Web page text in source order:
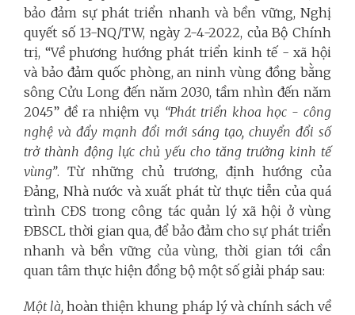
bảo đảm sự phát triển nhanh và bền vững, Nghị
quyết số 13-NQ/TW, ngày 2-4-2022, của Bộ Chính
trị, “Về phương hướng phát triển kinh tế - xã hội
và bảo đảm quốc phòng, an ninh vùng đồng bằng
sông Cửu Long đến năm 2030, tầm nhìn đến năm
2045” đề ra nhiệm vụ “Phát triển khoa học - công
nghệ và đẩy mạnh đổi mới sáng tạo, chuyển đổi số
trở thành động lực chủ yếu cho tăng trưởng kinh tế
vùng”. Từ những chủ trương, định hướng của
Đảng, Nhà nước và xuất phát từ thực tiễn của quá
trình CĐS trong công tác quản lý xã hội ở vùng
ĐBSCL thời gian qua, để bảo đảm cho sự phát triển
nhanh và bền vững của vùng, thời gian tới cần
quan tâm thực hiện đồng bộ một số giải pháp sau:
Một là,hoàn thiện khung pháp lý và chính sách về